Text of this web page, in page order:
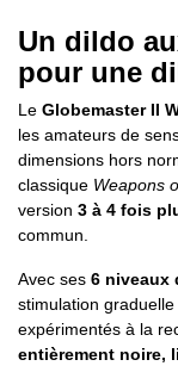
Un dildo
pour une
Le Globemaster II
les amateurs de
dimensions hors
classique Weapons
version 3 à 4 fois
commun.
Avec ses 6 niveaux
stimulation
expérimentés à la
entièrement noire,